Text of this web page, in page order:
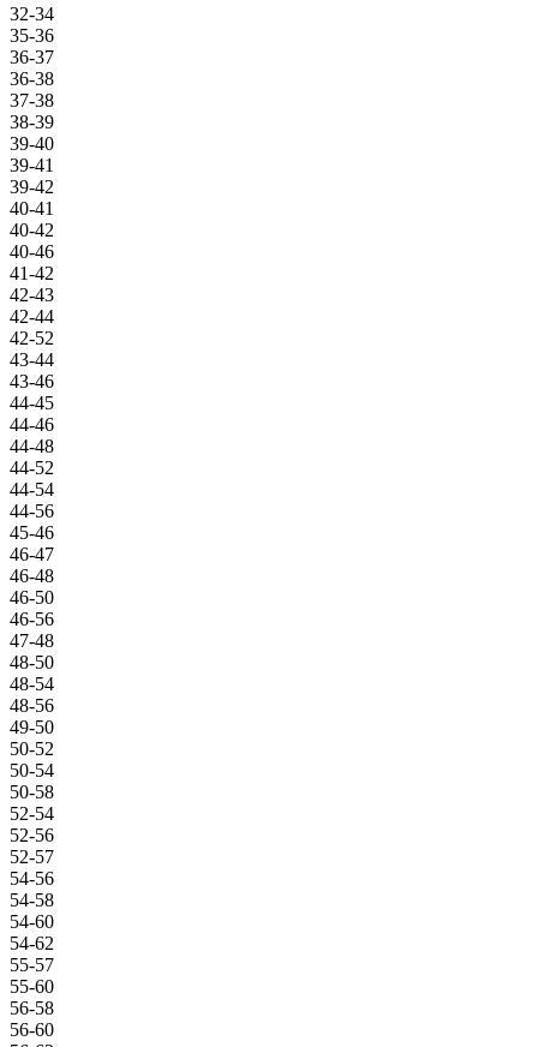
32-34
35-36
36-37
36-38
37-38
38-39
39-40
39-41
39-42
40-41
40-42
40-46
41-42
42-43
42-44
42-52
43-44
43-46
44-45
44-46
44-48
44-52
44-54
44-56
45-46
46-47
46-48
46-50
46-56
47-48
48-50
48-54
48-56
49-50
50-52
50-54
50-58
52-54
52-56
52-57
54-56
54-58
54-60
54-62
55-57
55-60
56-58
56-60